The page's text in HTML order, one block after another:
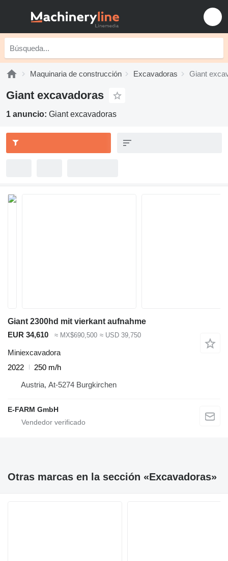
Maquinaria de construcción Excavadoras Giant
Giant excavadoras
1 anuncio: Giant excavadoras
Giant 2300hd mit vierkant aufnahme
EUR 34,610
≈ MX$690,500 ≈ USD 39,750
Miniexcavadora
2022
250 m/h
Austria, At-5274 Burgkirchen
E-FARM GmbH
Otras marcas en la sección «Excavadoras»